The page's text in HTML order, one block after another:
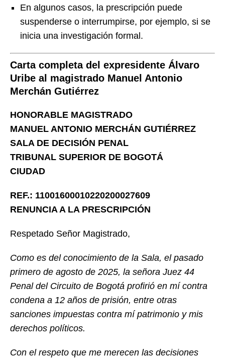
En algunos casos, la prescripción puede
suspenderse o interrumpirse, por ejemplo, si se
inicia una investigación formal.
Carta completa del expresidente Álvaro
Uribe al magistrado Manuel Antonio
Merchán Gutiérrez
HONORABLE MAGISTRADO
MANUEL ANTONIO MERCHÁN GUTIÉRREZ
SALA DE DECISIÓN PENAL
TRIBUNAL SUPERIOR DE BOGOTÁ
CIUDAD
REF.: 11001600010220200027609
RENUNCIA A LA PRESCRIPCIÓN
Respetado Señor Magistrado,
Como es del conocimiento de la Sala, el pasado
primero de agosto de 2025, la señora Juez 44
Penal del Circuito de Bogotá profirió en mí contra
condena a 12 años de prisión, entre otras
sanciones impuestas contra mí patrimonio y mis
derechos políticos.
Con el respeto que me merecen las decisiones